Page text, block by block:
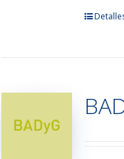
Este
Las
opciones